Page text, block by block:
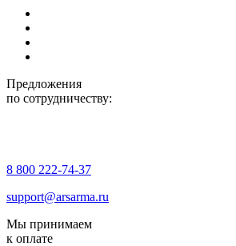
Предложения
по сотрудничеству:
8 800 222-74-37
support@arsarma.ru
Мы принимаем
к оплате